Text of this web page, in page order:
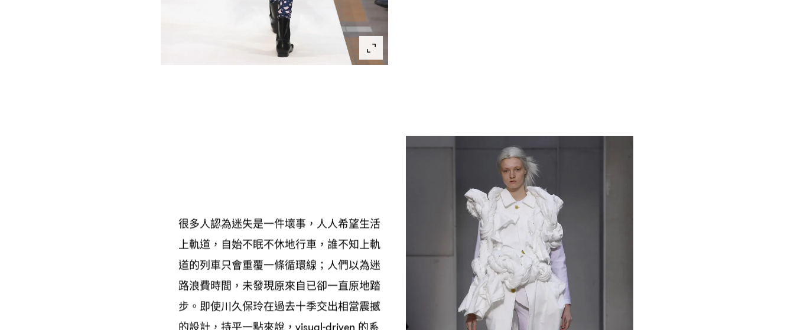
很多人認為迷失是一件壞事 ， 人人希望生活
上軌道 ， 自始不眠不休地行車 ， 誰不知上軌
道的列車只會重覆一條循環線 ； 人們以為迷
路浪費時間 ， 未發現原來自已卻一直原地踏
步。即使川久保玲在過去十季交出相當震撼
的設計
持平一點來說 的系